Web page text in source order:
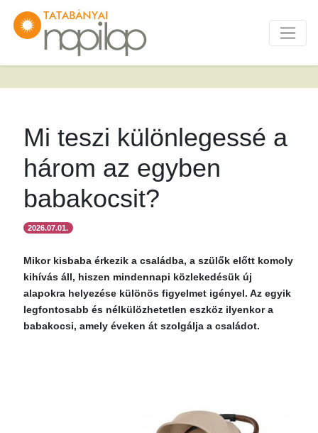
Mi teszi különlegessé a
három az egyben
babakocsit?
2026.07.01.
Mikor kisbaba érkezik a családba, a szülők előtt komoly
kihívás áll, hiszen mindennapi közlekedésük új
alapokra helyezése különös figyelmet igényel. Az egyik
legfontosabb és nélkülözhetetlen eszköz ilyenkor a
babakocsi, amely éveken át szolgálja a családot.